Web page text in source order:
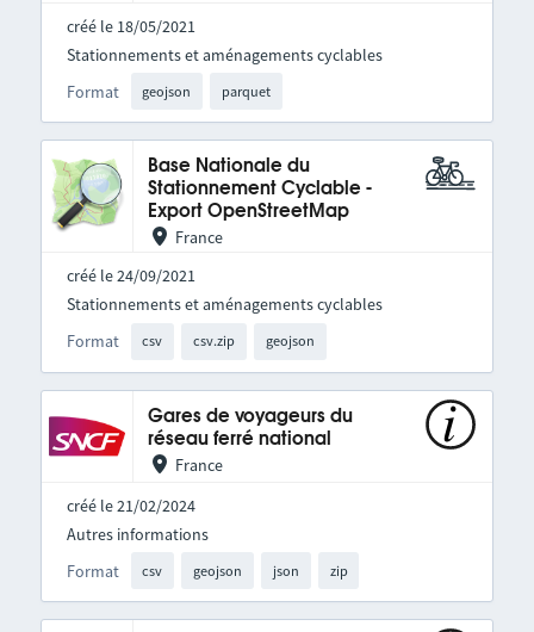
créé le 18/05/2021
Format geojson parquet
Stationnements et aménagements cyclables
Base Nationale du
Stationnement Cyclable -
Export OpenStreetMap
France
créé le 24/09/2021
Format csv csv.zip geojson
Stationnements et aménagements cyclables
Gares de voyageurs du
réseau ferré national
France
créé le 21/02/2024
Format csv geojson json zip
Autres informations